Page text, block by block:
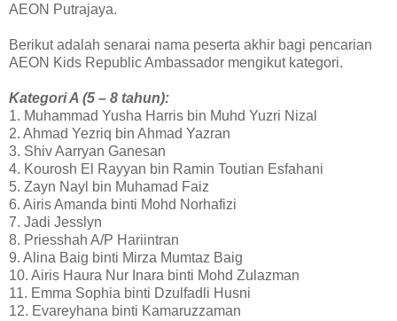
AEON Putrajaya.
Berikut adalah senarai nama peserta akhir bagi pencarian
AEON Kids Republic Ambassador mengikut kategori.
Kategori A (5 – 8 tahun):
1. Muhammad Yusha Harris bin Muhd Yuzri Nizal
2. Ahmad Yezriq bin Ahmad Yazran
3. Shiv Aarryan Ganesan
4. Kourosh El Rayyan bin Ramin Toutian Esfahani
5. Zayn Nayl bin Muhamad Faiz
6. Airis Amanda binti Mohd Norhafizi
7. Jadi Jesslyn
8. Priesshah A/P Hariintran
9. Alina Baig binti Mirza Mumtaz Baig
10. Airis Haura Nur Inara binti Mohd Zulazman
11. Emma Sophia binti Dzulfadli Husni
12. Evareyhana binti Kamaruzzaman